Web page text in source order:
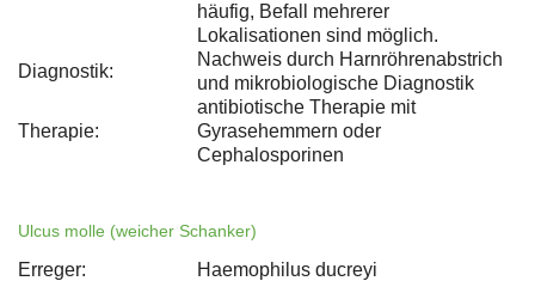
häufig, Befall mehrerer
Lokalisationen sind möglich.
Diagnostik:
Nachweis durch Harnröhrenabstrich
und mikrobiologische Diagnostik
Therapie:
antibiotische Therapie mit
Gyrasehemmern oder
Cephalosporinen
Ulcus molle (weicher Schanker)
Erreger:
Haemophilus ducreyi